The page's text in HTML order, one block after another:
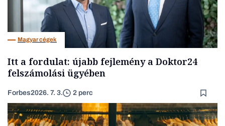
Magyar cégek
Itt a fordulat: újabb fejlemény a Doktor24
felszámolási ügyében
Forbes2026. 7. 3. 2 perc